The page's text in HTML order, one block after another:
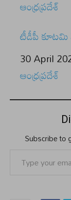
In relation to
ఆంధ్రప్రదేశ్
టీడీపీ
Date
30 April
In relation to
ఆంధ్రప్రదేశ్
Subscribe to